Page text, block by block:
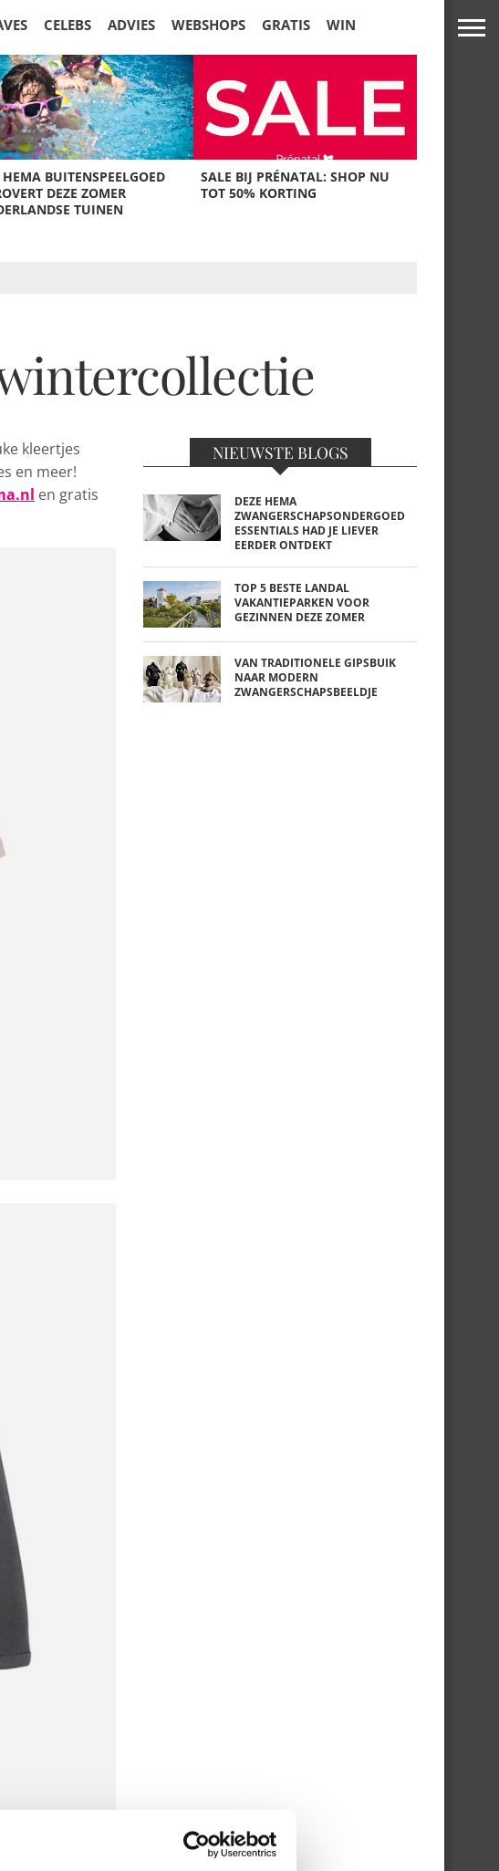
CELEBS ADVIES WEBSHOPS GRATIS WIN
BUITENSPEELGOED
DEZE ZOMER
TUINEN
SALE BIJ PRÉNATAL: SHOP NU
TOT 50% KORTING
kleertjes
en meer!
en gratis
NIEUWSTE BLOGS
DEZE HEMA
ZWANGERSCHAPSONDERGOED
ESSENTIALS HAD JE LIEVER
EERDER ONTDEKT
TOP 5 BESTE LANDAL
VAKANTIEPARKEN VOOR
GEZINNEN DEZE ZOMER
VAN TRADITIONELE GIPSBUIK
NAAR MODERN
ZWANGERSCHAPSBEELDJE